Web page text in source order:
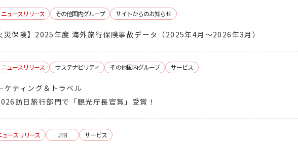
ニュースリリース その他国内グループ サイトからのお知らせ
災保険】2025年度 海外旅行保険事故データ（2025年4月～2026年3月）
ニュースリリース サステナビリティ その他国内グループ サービス
ティング＆トラベル
訪日旅行部門で「観光庁長官賞」受賞！
ュースリリース JTB サービス